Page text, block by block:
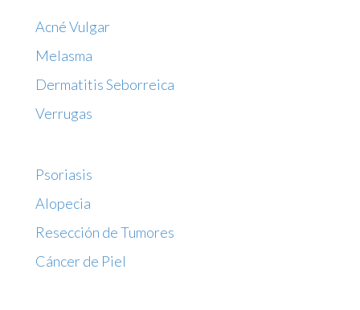
Acné Vulgar
Melasma
Dermatitis Seborreica
Verrugas
Psoriasis
Alopecia
Resección de Tumores
Cáncer de Piel